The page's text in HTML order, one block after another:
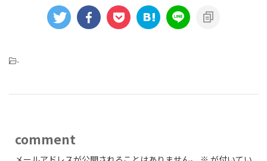
-
comment